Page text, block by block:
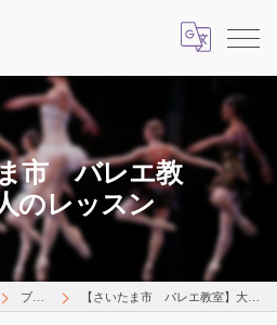
市 バレエ教
のレッスン
ブログ 【さいたま市 バレエ教室】大人のレッスン